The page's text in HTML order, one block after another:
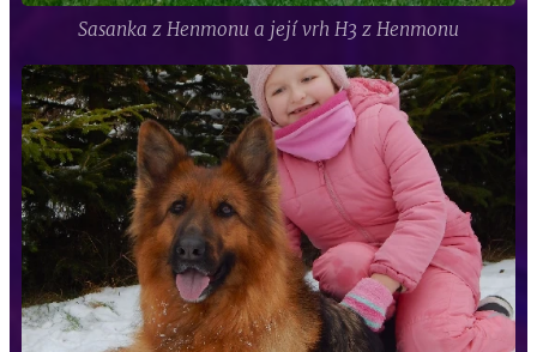
Sasanka z Henmonu a její vrh H3 z Henmonu